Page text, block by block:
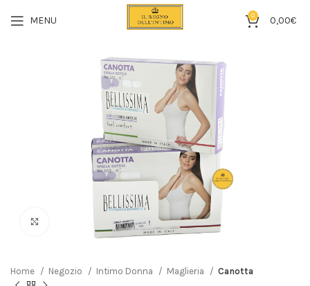
MENU 0 0,00€
Click to enlarge
Home Negozio Intimo Donna Maglieria Canotta